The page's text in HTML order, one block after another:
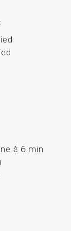
à 6 min